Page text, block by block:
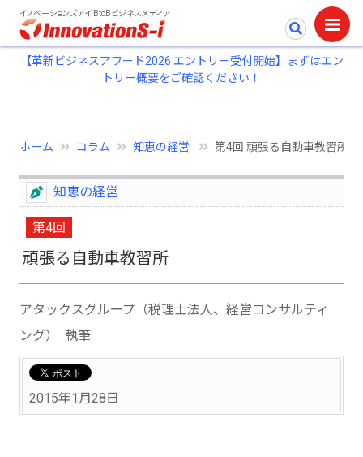
イノベーションズアイ BtoBビジネスメディア
【革新ビジネスアワード2026 エントリー受付開始】まずはエン
トリー概要をご確認ください！
ホーム コラム 知恵の経営 第4回 頑張る自動車教習所
知恵の経営
第4回
頑張る自動車教習所
アタックスグループ（税理士法人、経営コンサルティ
ング） 執筆
2015年1月28日